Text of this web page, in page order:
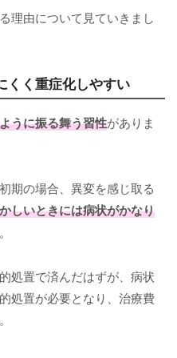
理由について見ていきまし
くく重症化しやすい
うに振る舞う習性がありま
期の場合、異変を感じ取る
しいときには病状がかなり
処置で済んだはずが、病状
処置が必要となり、治療費